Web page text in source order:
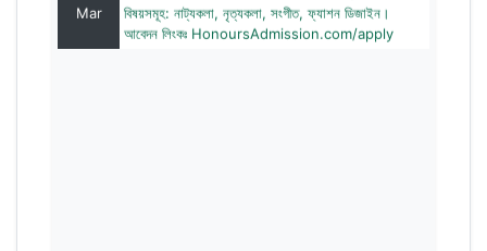
Mar
বিষয়সমূহ: নাট্যকলা, নৃত্যকলা, সংগীত, ফ্যাশন ডিজাইন।
আবেদন লিংকঃ HonoursAdmission.com/apply